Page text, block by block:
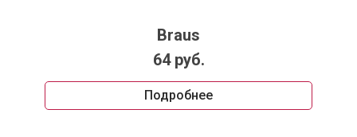
Braus
64 руб.
Подробнее